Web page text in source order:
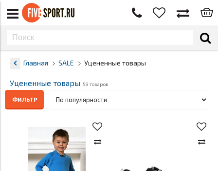
Главная SALE Уцененные товары
Уцененные товары 59 товаров
ФИЛЬТР